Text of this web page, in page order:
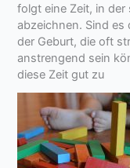
folgt eine Zeit, in der
abzeichnen. Sind es
der Geburt, die oft
anstrengend sein
diese Zeit gut zu